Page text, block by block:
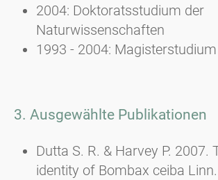
2004: Doktoratsstudium der
Naturwissenschaften
1993 - 2004:
3. Ausgewählte Publikationen
Dutta S. R. & Harvey P. 2007.
identity of Bombax ceiba